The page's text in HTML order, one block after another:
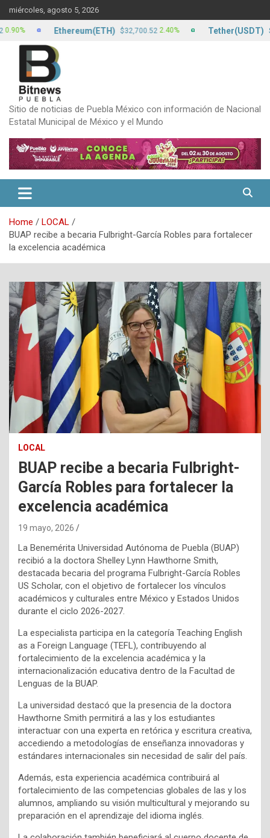
to
content
miércoles, agosto 5, 2026
Sitio de noticias de Puebla México con información de Nacional
Estatal Municipal de México y el Mundo
Home
LOCAL
BUAP recibe a becaria Fulbright-García Robles para fortalecer
la excelencia académica
LOCAL
BUAP recibe a becaria Fulbright-
García Robles para fortalecer la
excelencia académica
19 mayo, 2026
La Benemérita Universidad Autónoma de Puebla (BUAP)
recibió a la doctora Shelley Lynn Hawthorne Smith,
destacada becaria del programa Fulbright-García Robles
US Scholar, con el objetivo de fortalecer los vínculos
académicos y culturales entre México y Estados Unidos
durante el ciclo 2026-2027.
La especialista participa en la categoría Teaching English
as a Foreign Language (TEFL), contribuyendo al
fortalecimiento de la excelencia académica y la
internacionalización educativa dentro de la Facultad de
Lenguas de la BUAP.
La universidad destacó que la presencia de la doctora
Hawthorne Smith permitirá a las y los estudiantes
interactuar con una experta en retórica y escritura creativa,
accediendo a metodologías de enseñanza innovadoras y
estándares internacionales sin necesidad de salir del país.
Además, esta experiencia académica contribuirá al
fortalecimiento de las competencias globales de las y los
alumnos, ampliando su visión multicultural y mejorando su
preparación en el aprendizaje del idioma inglés.
Ethereum(ETH) $32,700.52 2.40% Tether(USDT) $17.22